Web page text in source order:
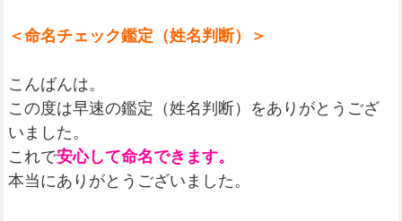
＜命名チェック鑑定（姓名判断）＞
こんばんは。
この度は早速の鑑定（姓名判断）をありがとうござ
いました。
これで安心して命名できます。
本当にありがとうございました。